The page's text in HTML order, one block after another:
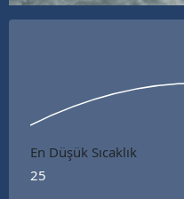
En Düşük Sıcaklık
25